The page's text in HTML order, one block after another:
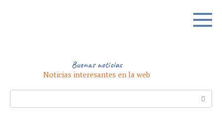
Buenas noticias
Noticias interesantes en la web